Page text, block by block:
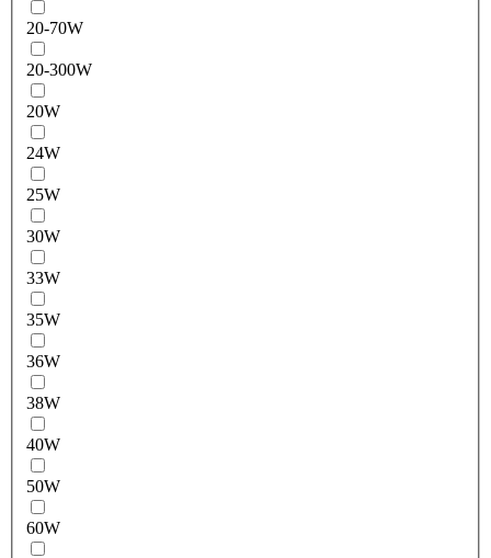
20-70W
20-300W
20W
24W
25W
30W
33W
35W
36W
38W
40W
50W
60W